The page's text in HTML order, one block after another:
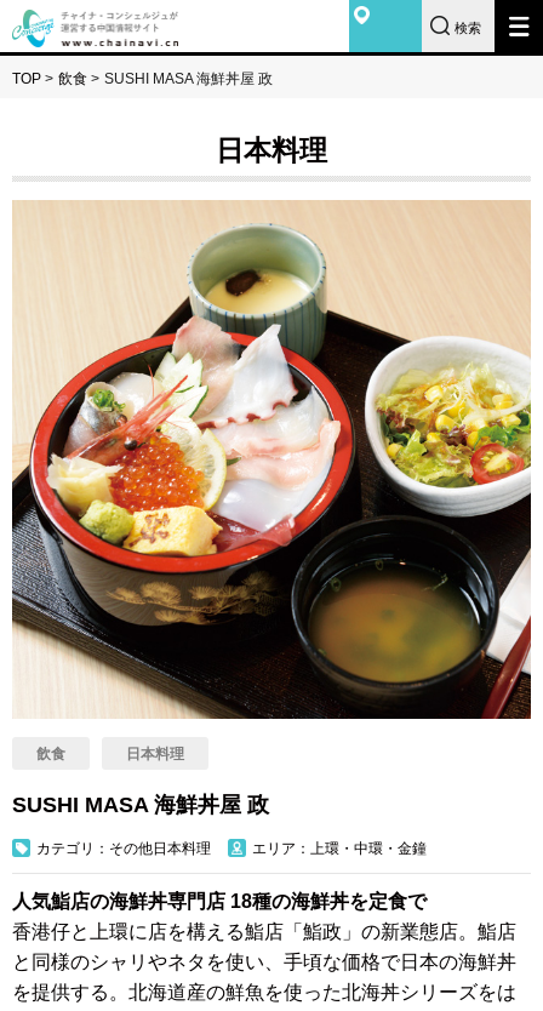
検索
TOP > 飲食 > SUSHI MASA 海鮮丼屋 政
日本料理
飲食 日本料理
SUSHI MASA 海鮮丼屋 政
カテゴリ：その他日本料理 エリア：上環・中環・金鐘
人気鮨店の海鮮丼専門店 18種の海鮮丼を定食で
香港仔と上環に店を構える鮨店「鮨政」の新業態店。鮨店
と同様のシャリやネタを使い、手頃な価格で日本の海鮮丼
を提供する。北海道産の鮮魚を使った北海丼シリーズをは